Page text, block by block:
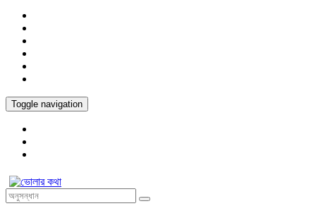
Toggle navigation